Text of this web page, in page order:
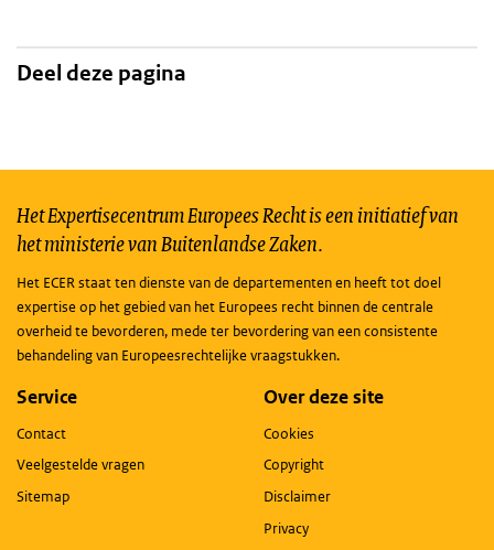
Deel deze pagina
Het Expertisecentrum Europees Recht is een initiatief van
het ministerie van Buitenlandse Zaken.
Het ECER staat ten dienste van de departementen en heeft tot doel
expertise op het gebied van het Europees recht binnen de centrale
overheid te bevorderen, mede ter bevordering van een consistente
behandeling van Europeesrechtelijke vraagstukken.
Service
Contact
Veelgestelde vragen
Sitemap
Over deze site
Cookies
Copyright
Disclaimer
Privacy